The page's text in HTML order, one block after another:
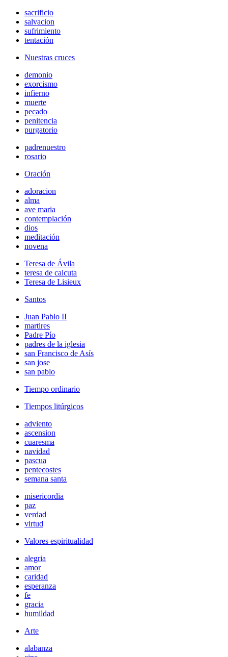
sacrificio
salvacion
sufrimiento
tentación
Nuestras cruces
demonio
exorcismo
infierno
muerte
pecado
penitencia
purgatorio
padrenuestro
rosario
Oración
adoracion
alma
ave maria
contemplación
dios
meditación
novena
Teresa de Ávila
teresa de calcuta
Teresa de Lisieux
Santos
Juan Pablo II
martires
Padre Pío
padres de la iglesia
san Francisco de Asís
san jose
san pablo
Tiempo ordinario
Tiempos litúrgicos
adviento
ascension
cuaresma
navidad
pascua
pentecostes
semana santa
misericordia
paz
verdad
virtud
Valores espiritualidad
alegria
amor
caridad
esperanza
fe
gracia
humildad
Arte
alabanza